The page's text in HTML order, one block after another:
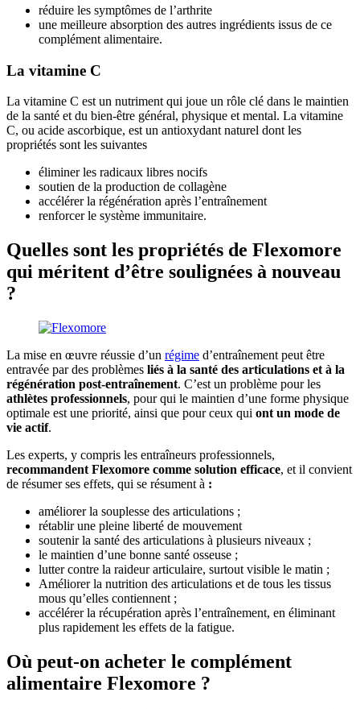
réduire les symptômes de l’arthrite
une meilleure absorption des autres ingrédients issus de ce
complément alimentaire.
La vitamine C
La vitamine C est un nutriment qui joue un rôle clé dans le maintien
de la santé et du bien-être général, physique et mental. La vitamine
C, ou acide ascorbique, est un antioxydant naturel dont les
propriétés sont les suivantes
éliminer les radicaux libres nocifs
soutien de la production de collagène
accélérer la régénération après l’entraînement
renforcer le système immunitaire.
Quelles sont les propriétés de Flexomore
qui méritent d’être soulignées à nouveau
?
La mise en œuvre réussie d’un régime d’entraînement peut être
entravée par des problèmes liés à la santé des articulations et à la
régénération post-entraînement. C’est un problème pour les
athlètes professionnels, pour qui le maintien d’une forme physique
optimale est une priorité, ainsi que pour ceux qui ont un mode de
vie actif.
Les experts, y compris les entraîneurs professionnels,
recommandent Flexomore comme solution efficace, et il convient
de résumer ses effets, qui se résument à :
améliorer la souplesse des articulations ;
rétablir une pleine liberté de mouvement
soutenir la santé des articulations à plusieurs niveaux ;
le maintien d’une bonne santé osseuse ;
lutter contre la raideur articulaire, surtout visible le matin ;
Améliorer la nutrition des articulations et de tous les tissus
mous qu’elles contiennent ;
accélérer la récupération après l’entraînement, en éliminant
plus rapidement les effets de la fatigue.
Où peut-on acheter le complément
alimentaire Flexomore ?